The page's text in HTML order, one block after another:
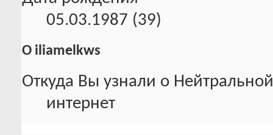
05.03.1987 (39)
О iliamelkws
Откуда Вы узнали о
интернет